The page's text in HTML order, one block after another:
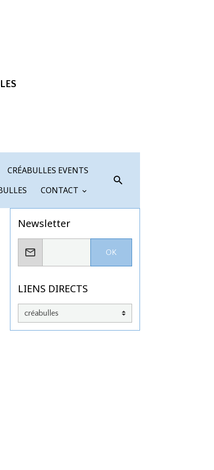
CRÉABULLES EVENTS
CONTACT
Newsletter
OK
LIENS DIRECTS